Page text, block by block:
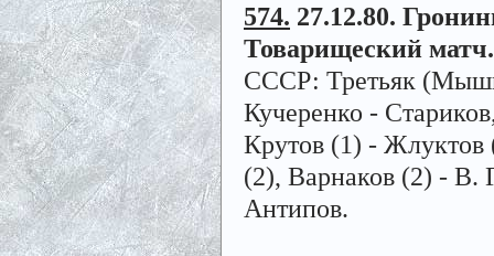
574. 27.12.80.
Товарищеский матч.
СССР: Третьяк
Кучеренко -
Крутов (1) -
(2), Варнаков (2) - В.
Антипов.